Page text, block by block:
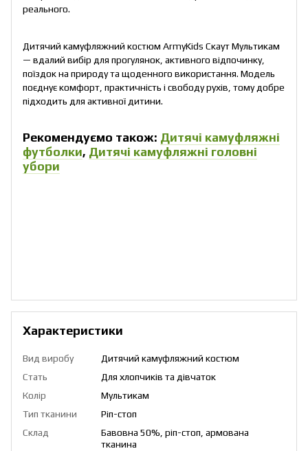
реального.
Дитячий камуфляжний костюм ArmyKids Скаут Мультикам
— вдалий вибір для прогулянок, активного відпочинку,
поїздок на природу та щоденного використання. Модель
поєднує комфорт, практичність і свободу рухів, тому добре
підходить для активної дитини.
Рекомендуємо також: Дитячі камуфляжні
футболки, Дитячі камуфляжні головні
убори
Характеристики
Вид виробу
Дитячий камуфляжний костюм
Стать
Для хлопчиків та дівчаток
Колір
Мультикам
Тип тканини
Ріп-стоп
Склад
Бавовна 50%, ріп-стоп, армована
тканина